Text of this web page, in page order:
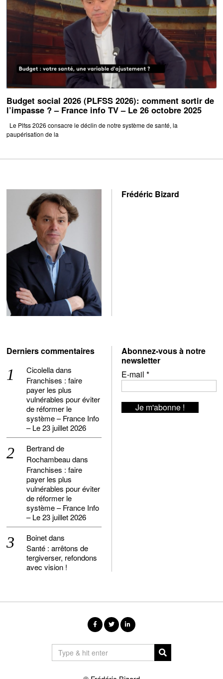
Budget social 2026 (PLFSS 2026): comment sortir de
l’impasse ? – France info TV – Le 26 octobre 2025
Le Plfss 2026 consacre le déclin de notre système de santé, la
paupérisation de la
Frédéric Bizard
Derniers commentaires
Cicolelladans
Franchises : faire
payer les plus
vulnérables pour éviter
de réformer le
système – France Info
– Le 23 juillet 2026
Bertrand de
Rochambeaudans
Franchises : faire
payer les plus
vulnérables pour éviter
de réformer le
système – France Info
– Le 23 juillet 2026
Boinetdans
Santé : arrêtons de
tergiverser, refondons
avec vision !
Abonnez-vous à notre
newsletter
E-mail *